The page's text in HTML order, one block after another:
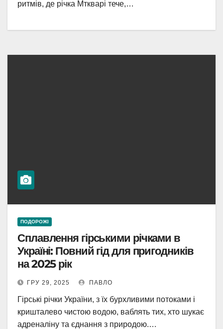
ритмів, де річка Мткварі тече,…
ПОДОРОЖІ
Сплавлення гірськими річками в
Україні: Повний гід для пригодників
на 2025 рік
ГРУ 29, 2025 ПАВЛО
Гірські річки України, з їх бурхливими потоками і
кришталево чистою водою, ваблять тих, хто шукає
адреналіну та єднання з природою.…